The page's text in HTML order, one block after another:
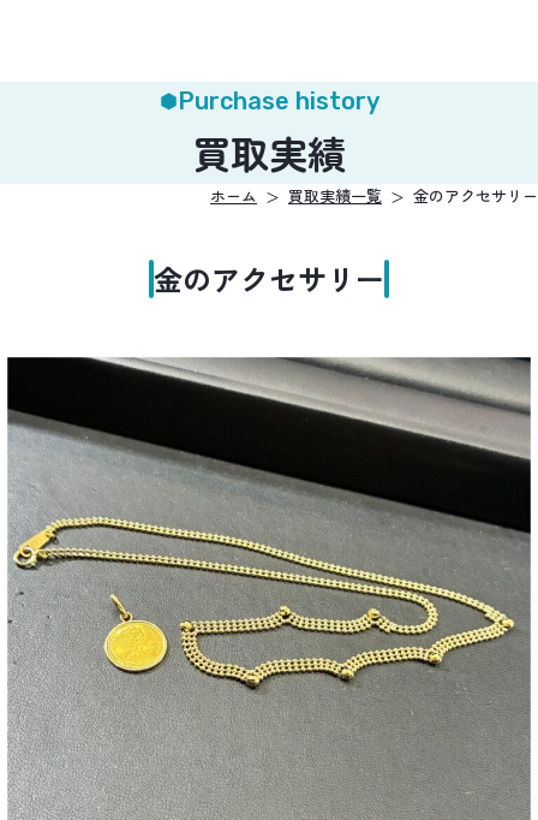
Purchase history
買取実績
ホーム 買取実績一覧 金のアクセサリー
金のアクセサリー